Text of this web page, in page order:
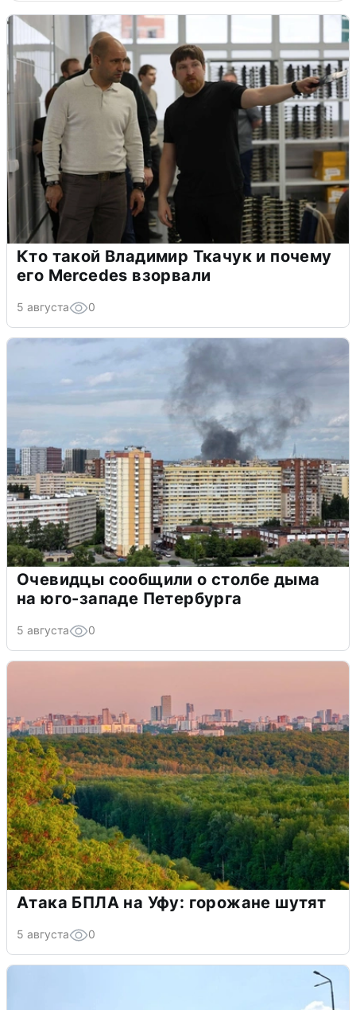
Кто такой Владимир Ткачук и почему
его Mercedes взорвали
5 августа 0
Очевидцы сообщили о столбе дыма
на юго-западе Петербурга
5 августа 0
Атака БПЛА на Уфу: горожане шутят
5 августа 0